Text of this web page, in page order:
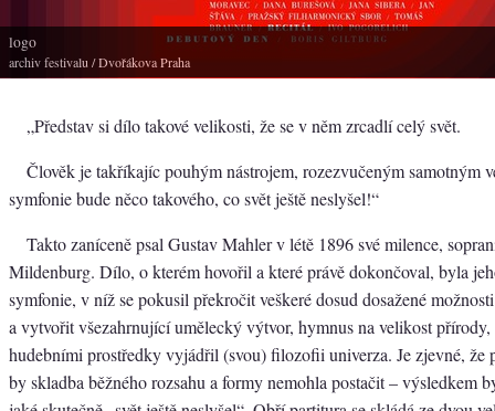
logo
archiv festivalu / Dvořákova Praha
„Představ si dílo takové velikosti, že se v něm zrcadlí celý svět.
Člověk je takříkajíc pouhým nástrojem, rozezvučeným samotným
symfonie bude něco takového, co svět ještě neslyšel!“
Takto zaníceně psal Gustav Mahler v létě 1896 své milence,
Mildenburg. Dílo, o kterém hovořil a které právě dokončoval, byla
symfonie, v níž se pokusil překročit veškeré dosud dosažené
a vytvořit všezahrnující umělecký výtvor, hymnus na velikost
hudebními prostředky vyjádřil (svou) filozofii univerza. Je zjevné, že
by skladba běžného rozsahu a formy nemohla postačit – výsledkem